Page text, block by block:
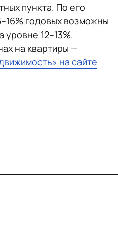
пункта. По его
годовых возможны
уровне 12–13%.
на квартиры —
на сайте